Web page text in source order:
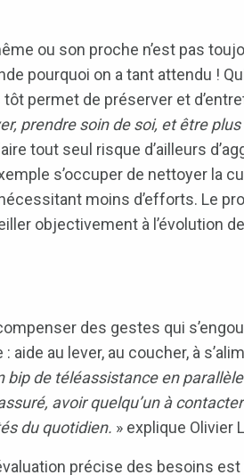
ou son proche n’est pas
pourquoi on a tant attendu !
permet de préserver et
prendre soin de soi, et être
tout seul risque d’ailleurs
s’occuper de nettoyer la
moins d’efforts. Le
objectivement à l’évolution
des gestes qui
: aide au lever, au coucher, à
de téléassistance en
avoir quelqu’un à
du quotidien. » explique Olivier
précise des besoins